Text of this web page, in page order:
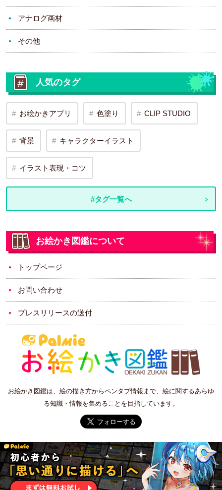
アナログ画材
その他
人気のタグ
お絵かきアプリ 色塗り CLIP STUDIO
背景 キャラクターイラスト
イラスト表現・コツ
#タグ一覧へ
お絵かき図鑑について
トップページ
お問い合わせ
プレスリリースの送付
お絵かき図鑑は、絵の描き方からペンタブ情報まで、絵に関するあらゆ
る知識・情報を集めることを目指しています。